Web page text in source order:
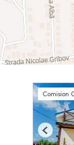
Comision
Previous